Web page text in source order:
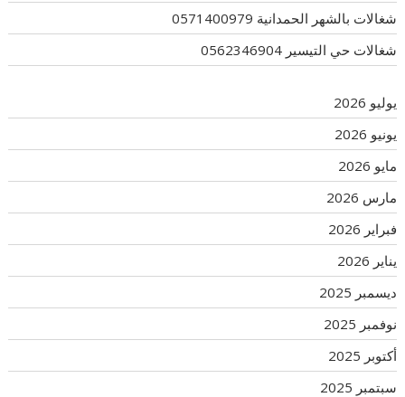
شغالات بالشهر الحمدانية 0571400979
شغالات حي التيسير 0562346904
يوليو 2026
يونيو 2026
مايو 2026
مارس 2026
فبراير 2026
يناير 2026
ديسمبر 2025
نوفمبر 2025
أكتوبر 2025
سبتمبر 2025